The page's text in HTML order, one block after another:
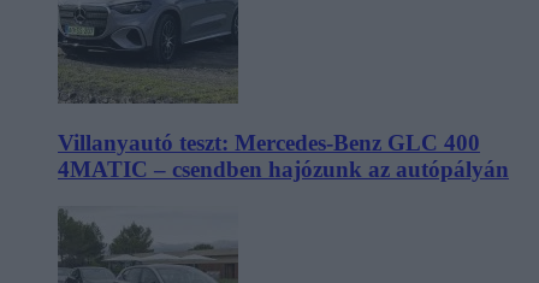
Villanyautó teszt: Mercedes-Benz GLC 400
4MATIC – csendben hajózunk az autópályán